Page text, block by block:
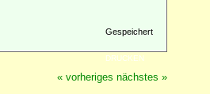
Gespeichert
DRUCKEN
« vorheriges nächstes »